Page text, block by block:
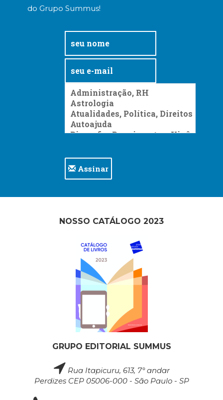
do Grupo Summus!
Assinar
NOSSO CATÁLOGO 2023
GRUPO EDITORIAL SUMMUS
Rua Itapicuru, 613, 7° andar
Perdizes CEP 05006-000 - São Paulo - SP